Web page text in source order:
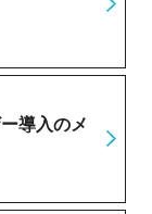
導入のメ